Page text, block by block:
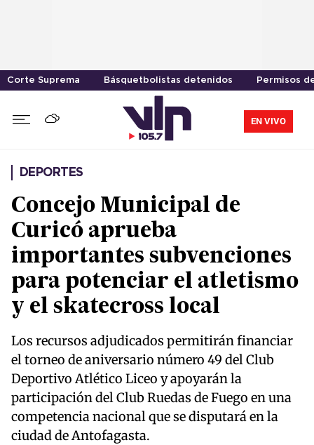
Corte Suprema Básquetbolistas detenidos Permisos
EN VIVO
DEPORTES
Concejo Municipal de
Curicó aprueba
importantes subvenciones
para potenciar el atletismo
y el skatecross local
Los recursos adjudicados permitirán financiar
el torneo de aniversario número 49 del Club
Deportivo Atlético Liceo y apoyarán la
participación del Club Ruedas de Fuego en una
competencia nacional que se disputará en la
ciudad de Antofagasta.